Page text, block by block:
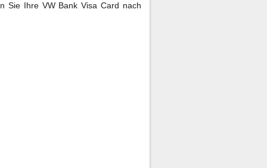
Sie Ihre VW Bank Visa Card nach